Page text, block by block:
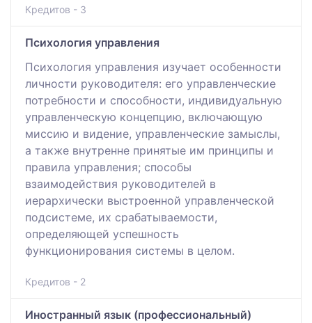
Кредитов - 3
Психология управления
Психология управления изучает особенности
личности руководителя: его управленческие
потребности и способности, индивидуальную
управленческую концепцию, включающую
миссию и видение, управленческие замыслы,
а также внутренне принятые им принципы и
правила управления; способы
взаимодействия руководителей в
иерархически выстроенной управленческой
подсистеме, их срабатываемости,
определяющей успешность
функционирования системы в целом.
Кредитов - 2
Иностранный язык (профессиональный)